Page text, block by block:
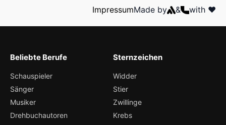
ImpressumMade by & with ❤️
Beliebte Berufe
Schauspieler
Sänger
Musiker
Drehbuchautoren
Sternzeichen
Widder
Stier
Zwillinge
Krebs